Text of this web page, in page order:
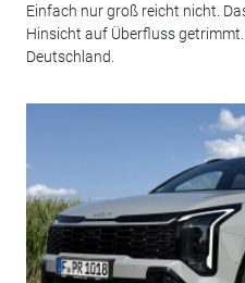
Einfach nur groß reicht nicht.
Hinsicht auf Überfluss
Deutschland.